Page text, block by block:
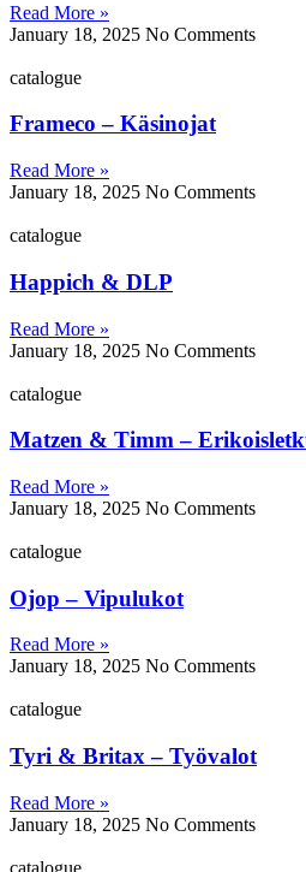
Read More »
January 18, 2025 No Comments
catalogue
Frameco – Käsinojat
Read More »
January 18, 2025 No Comments
catalogue
Happich & DLP
Read More »
January 18, 2025 No Comments
catalogue
Matzen & Timm –
Read More »
January 18, 2025 No Comments
catalogue
Ojop – Vipulukot
Read More »
January 18, 2025 No Comments
catalogue
Tyri & Britax – Työvalot
Read More »
January 18, 2025 No Comments
catalogue